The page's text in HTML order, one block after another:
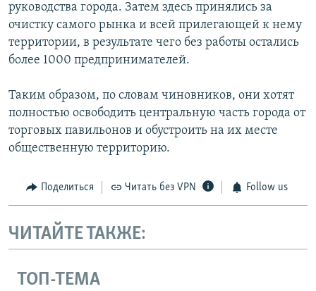
руководства города. Затем здесь принялись за
очистку самого рынка и всей прилегающей к нему
территории, в результате чего без работы остались
более 1000 предпринимателей.
Таким образом, по словам чиновников, они хотят
полностью освободить центральную часть города от
торговых павильонов и обустроить на их месте
общественную территорию.
Поделиться Читать без VPN Follow us
ЧИТАЙТЕ ТАКЖЕ:
ТОП-ТЕМА